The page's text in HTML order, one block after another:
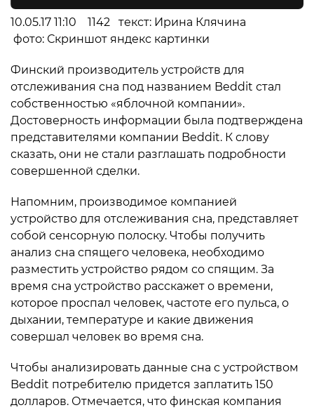
10.05.17 11:10 1142 текст: Ирина Клячина
фото: Скриншот яндекс картинки
Финский производитель устройств для
отслеживания сна под названием Beddit стал
собственностью «яблочной компании».
Достоверность информации была подтверждена
представителями компании Beddit. К слову
сказать, они не стали разглашать подробности
совершенной сделки.
Напомним, производимое компанией
устройство для отслеживания сна, представляет
собой сенсорную полоску. Чтобы получить
анализ сна спящего человека, необходимо
разместить устройство рядом со спящим. За
время сна устройство расскажет о времени,
которое проспал человек, частоте его пульса, о
дыхании, температуре и какие движения
совершал человек во время сна.
Чтобы анализировать данные сна с устройством
Beddit потребителю придется заплатить 150
долларов. Отмечается, что финская компания